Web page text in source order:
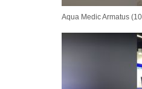
Aqua Medic Armatus